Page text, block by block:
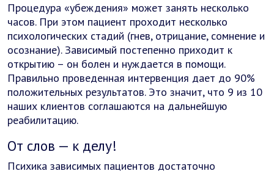
Процедура «убеждения» может занять несколько
часов. При этом пациент проходит несколько
психологических стадий (гнев, отрицание, сомнение и
осознание). Зависимый постепенно приходит к
открытию – он болен и нуждается в помощи.
Правильно проведенная интервенция дает до 90%
положительных результатов. Это значит, что 9 из 10
наших клиентов соглашаются на дальнейшую
реабилитацию.
От слов — к делу!
Психика зависимых пациентов достаточно